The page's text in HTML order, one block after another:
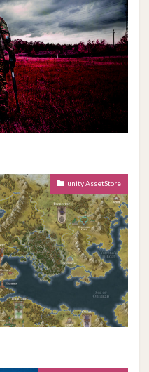
unity AssetStore